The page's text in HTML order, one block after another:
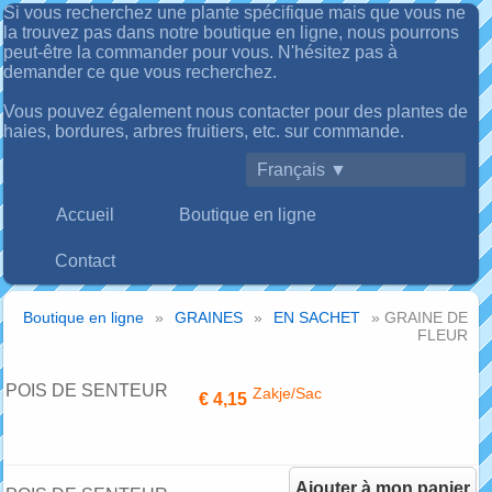
Si vous recherchez une plante spécifique mais que vous ne
la trouvez pas dans notre boutique en ligne, nous pourrons
peut-être la commander pour vous. N'hésitez pas à
demander ce que vous recherchez.
Vous pouvez également nous contacter pour des plantes de
haies, bordures, arbres fruitiers, etc. sur commande.
Français ▼
Accueil Boutique en ligne
Contact
Boutique en ligne » GRAINES » EN SACHET
» GRAINE DE
FLEUR
POIS DE SENTEUR € 4,15 Zakje/Sac